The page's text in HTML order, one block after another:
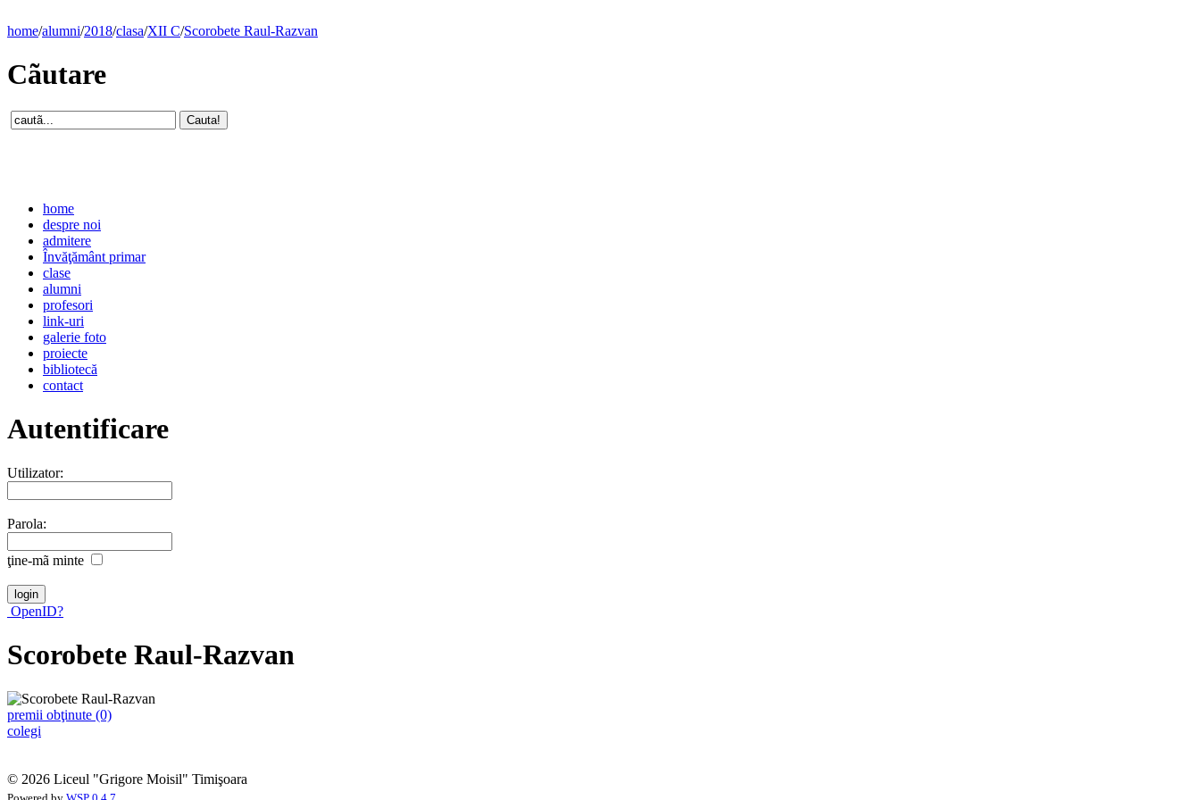
home/alumni/2018/clasa/XII C/Scorobete Raul-Razvan
Cãutare
home
despre noi
admitere
Învăţământ primar
clase
alumni
profesori
link-uri
galerie foto
proiecte
bibliotecă
contact
Autentificare
Utilizator:
Parola:
ţine-mã minte
OpenID?
Scorobete Raul-Razvan
premii obţinute (0)
colegi
© 2026 Liceul "Grigore Moisil" Timişoara